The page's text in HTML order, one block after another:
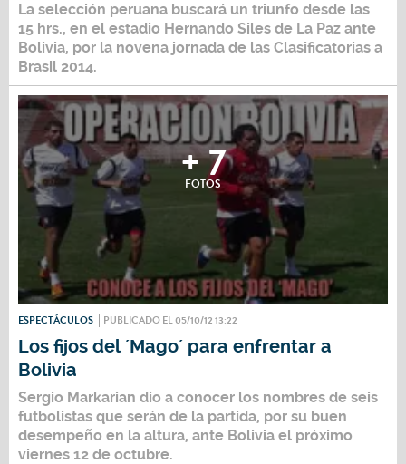
La selección peruana buscará un triunfo desde las
15 hrs., en el estadio Hernando Siles de La Paz ante
Bolivia, por la novena jornada de las Clasificatorias a
Brasil 2014.
+ 7
FOTOS
ESPECTÁCULOS PUBLICADO EL 05/10/12 13:22
Los fijos del ´Mago´ para enfrentar a
Bolivia
Sergio Markarian dio a conocer los nombres de seis
futbolistas que serán de la partida, por su buen
desempeño en la altura, ante Bolivia el próximo
viernes 12 de octubre.